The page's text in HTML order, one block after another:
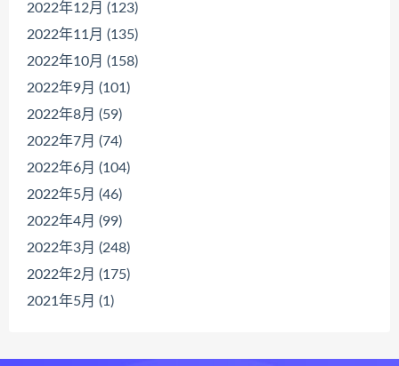
2022年12月 (123)
2022年11月 (135)
2022年10月 (158)
2022年9月 (101)
2022年8月 (59)
2022年7月 (74)
2022年6月 (104)
2022年5月 (46)
2022年4月 (99)
2022年3月 (248)
2022年2月 (175)
2021年5月 (1)